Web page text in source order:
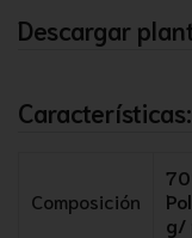
Descargar
Características:
Composición
g/